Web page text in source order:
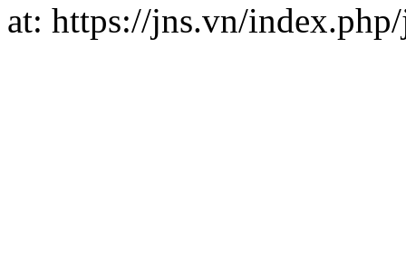
at: https://jns.vn/